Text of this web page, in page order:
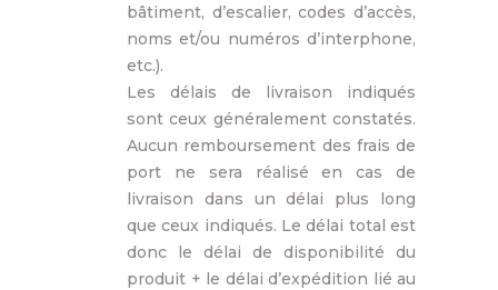
bâtiment, d’escalier, codes d’accès,
noms et/ou numéros d’interphone,
etc.).
Les délais de livraison indiqués
sont ceux généralement constatés.
Aucun remboursement des frais de
port ne sera réalisé en cas de
livraison dans un délai plus long
que ceux indiqués. Le délai total est
donc le délai de disponibilité du
produit + le délai d’expédition lié au